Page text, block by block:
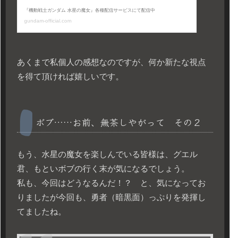
あくまで私個人の感想なのですが、何か新たな視点
を得て頂ければ嬉しいです。
ボブ……お前、無茶しやがって その２
もう、水星の魔女を楽しんでいる皆様は、グエル
君、もといボブの行く末が気になるでしょう。
私も、今回はどうなるんだ！？ と、気になってお
りましたが今回も、勇者（暗黒面）っぷりを発揮し
てましたね。